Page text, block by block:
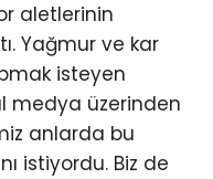
aletlerinin
Yağmur ve kar
isteyen
medya üzerinden
anlarda bu
istiyordu. Biz de